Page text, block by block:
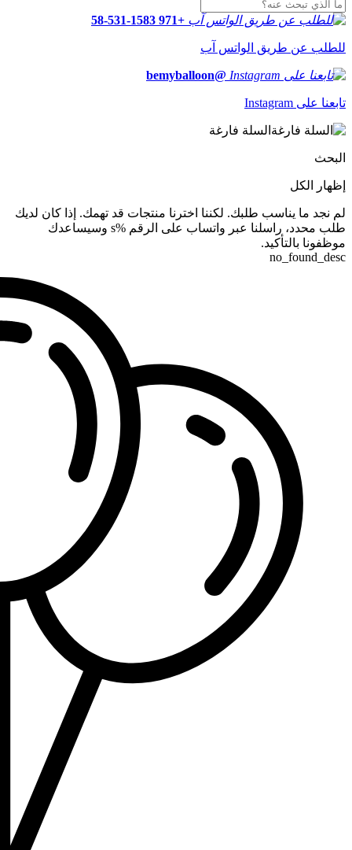
+971 58-531-1583
للطلب عن طريق الواتس آب
@bemyballoon
تابعنا على Instagram
السلة فارغة
البحث
إظهار الكل
لم نجد ما يناسب طلبك. لكننا اخترنا منتجات قد تهمك. إذا كان لديك
طلب محدد، راسلنا عبر واتساب على الرقم %s وسيساعدك
موظفونا بالتأكيد.
no_found_desc